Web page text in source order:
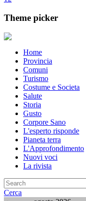
Theme picker
Home
Provincia
Comuni
Turismo
Costume e Societa
Salute
Storia
Gusto
Corpore Sano
L'esperto risponde
Pianeta terra
L'Approfondimento
Nuovi voci
La rivista
Cerca